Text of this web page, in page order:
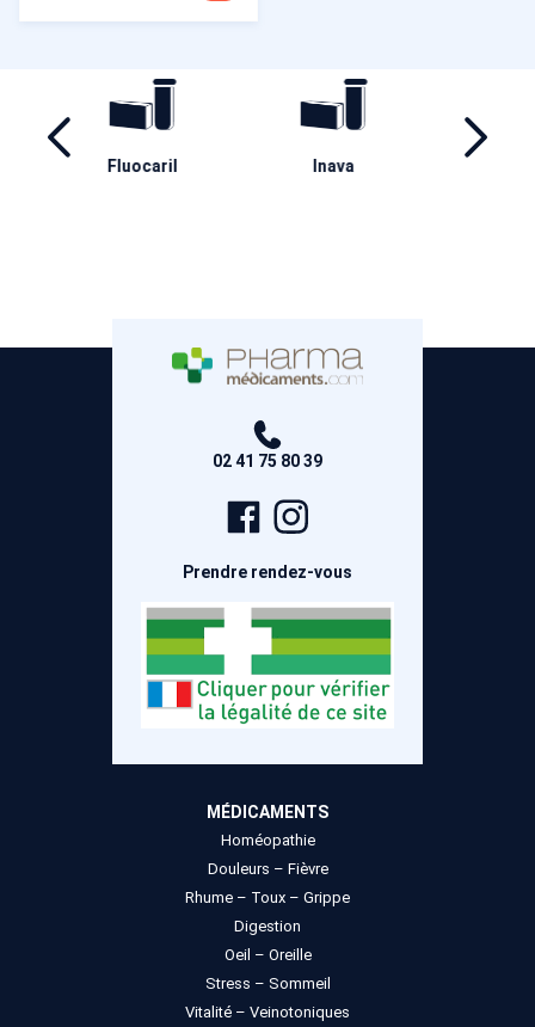
Inava
02 41 75 80 39
Page
Facebook
Prendre rendez-vous
MÉDICAMENTS
Homéopathie
Douleurs – Fièvre
Rhume – Toux – Grippe
Digestion
Oeil – Oreille
Stress – Sommeil
Vitalité – Veinotoniques